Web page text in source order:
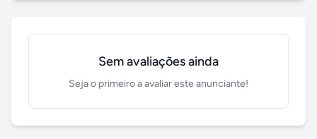
Sem avaliações ainda
Seja o primeiro a avaliar este anunciante!